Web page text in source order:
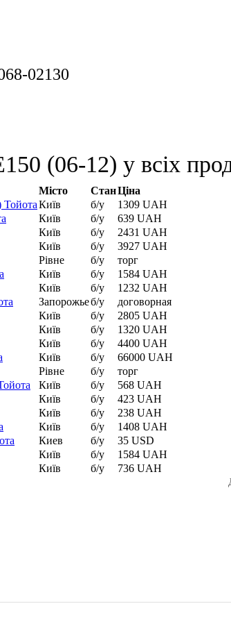
02130
(06-12) у всіх
Місто СтанЦіна
ТойотаКиїв б/у
1309 UAH
Київ б/у
639 UAH
Київ б/у
2431 UAH
Київ б/у
3927 UAH
Рівне б/у
торг
Київ б/у
1584 UAH
Київ б/у
1232 UAH
Запорожьеб/у
договорная
Київ б/у
2805 UAH
Київ б/у
1320 UAH
Київ б/у
4400 UAH
Київ б/у
66000 UAH
Рівне б/у
торг
Київ б/у
568 UAH
Київ б/у
423 UAH
Київ б/у
238 UAH
Київ б/у
1408 UAH
Киев б/у
35 USD
Київ б/у
1584 UAH
Київ б/у 736 UAH